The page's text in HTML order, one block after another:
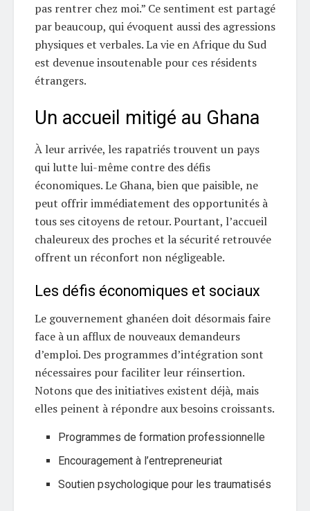
pas rentrer chez moi.” Ce sentiment est partagé
par beaucoup, qui évoquent aussi des agressions
physiques et verbales. La vie en Afrique du Sud
est devenue insoutenable pour ces résidents
étrangers.
Un accueil mitigé au Ghana
À leur arrivée, les rapatriés trouvent un pays
qui lutte lui-même contre des défis
économiques. Le Ghana, bien que paisible, ne
peut offrir immédiatement des opportunités à
tous ses citoyens de retour. Pourtant, l’accueil
chaleureux des proches et la sécurité retrouvée
offrent un réconfort non négligeable.
Les défis économiques et sociaux
Le gouvernement ghanéen doit désormais faire
face à un afflux de nouveaux demandeurs
d’emploi. Des programmes d’intégration sont
nécessaires pour faciliter leur réinsertion.
Notons que des initiatives existent déjà, mais
elles peinent à répondre aux besoins croissants.
Programmes de formation professionnelle
Encouragement à l’entrepreneuriat
Soutien psychologique pour les traumatisés